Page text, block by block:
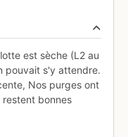
est sèche (L2 au
pouvait s'y attendre.
Nos purges ont
bonnes